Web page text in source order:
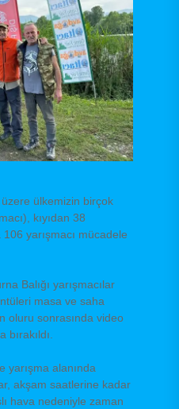
ülkemizin birçok
kıyıdan 38
yarışmacı mücadele
Balığı yarışmacılar
masa ve saha
oluru sonrasında video
bırakıldı.
yarışma alanında
akşam saatlerine kadar
hava nedeniyle zaman